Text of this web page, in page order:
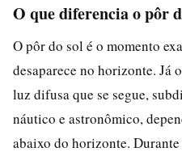
O que diferencia o pôr
O pôr do sol é o momento
desaparece no horizonte. Já
luz difusa que se segue,
náutico e astronômico,
abaixo do horizonte.